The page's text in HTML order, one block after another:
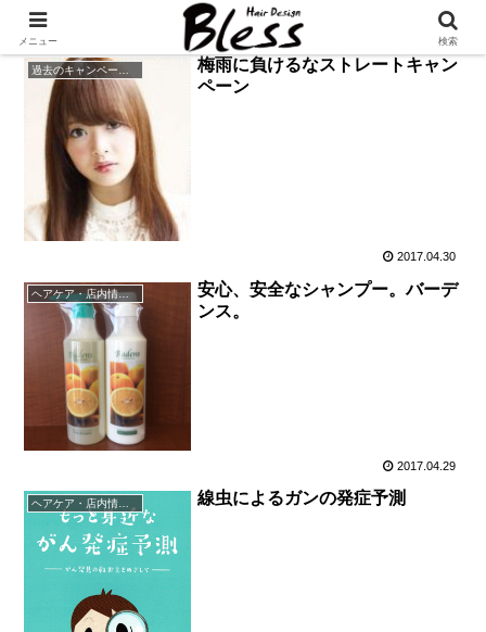
梅雨に負けるなストレートキャン
ペーン
2017.04.30
ヘアケア・店内情報（キャンペーン以外）など
安心、安全なシャンプー。バーデ
ンス。
2017.04.29
ヘアケア・店内情報（キャンペーン以外）など 線虫によるガンの発症予測
メニュー 検索